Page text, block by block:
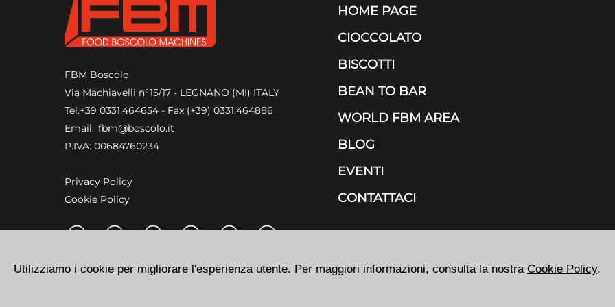
FBM Boscolo
Via Machiavelli n°15/17 - LEGNANO (MI) ITALY
Tel.+39 0331.464654 - Fax (+39) 0331.464886
Email: fbm@boscolo.it
P.IVA: 00684760234
Privacy Policy
Cookie Policy
HOME PAGE
CIOCCOLATO
BISCOTTI
BEAN TO BAR
WORLD FBM AREA
BLOG
EVENTI
CONTATTACI
Utilizziamo i cookie per migliorare l'esperienza utente. Per maggiori informazioni, consulta la nostra Cookie Policy.